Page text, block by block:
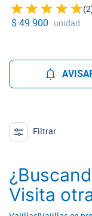
$ 49.900 unidad
Filtrar
Visita